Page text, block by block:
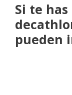
Si te
pueden